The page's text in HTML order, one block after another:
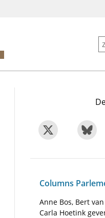
Columns
Anne Bos, Bert
Carla Hoetink